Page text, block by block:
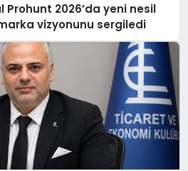
Prohunt 2026’da yeni nesil
vizyonunu sergiledi